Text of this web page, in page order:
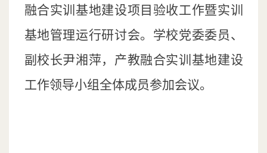
融合实训基地建设项目验收工作暨实训
基地管理运行研讨会。学校党委委员、
副校长尹湘萍，产教融合实训基地建设
工作领导小组全体成员参加会议。